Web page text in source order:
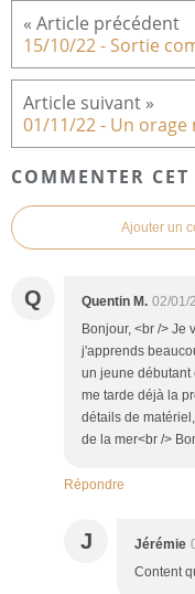
15/10/22 - Sortie
01/11/22 - Un orage
COMMENTER CET
Ajouter un
Q Quentin M. 02/01/
Bonjour, <br /> Je
j'apprends
un jeune débutant
me tarde déjà la
détails de
de la mer<br />
Répondre
J Jérémie
Content